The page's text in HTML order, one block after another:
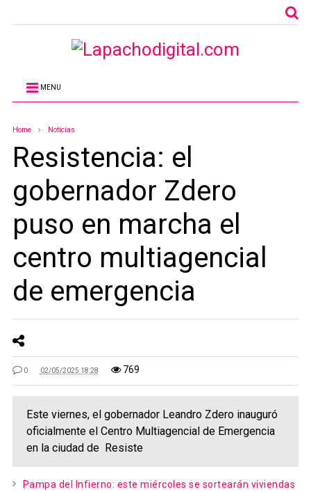
MENU
Home Noticias
Resistencia: el
gobernador Zdero
puso en marcha el
centro multiagencial
de emergencia
0 02/05/2025 18:28 769
Este viernes, el gobernador Leandro Zdero inauguró
oficialmente el Centro Multiagencial de Emergencia
en la ciudad de Resiste
Pampa del Infierno: este miércoles se sortearán viviendas